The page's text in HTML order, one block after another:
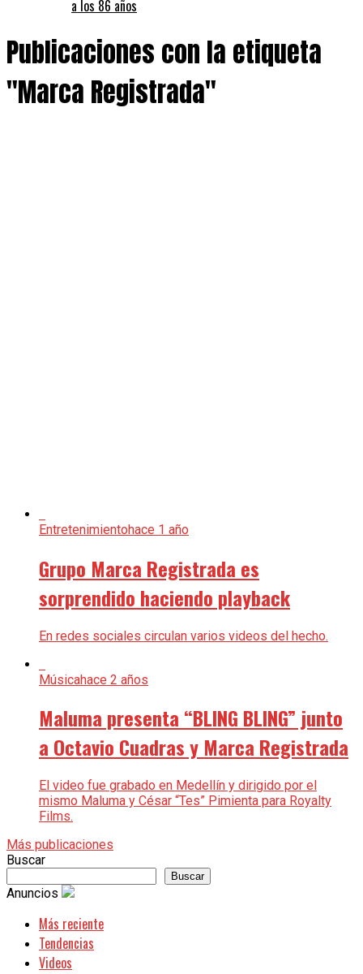
a los 86 años
Publicaciones con la etiqueta
"Marca Registrada"
Entretenimientohace 1 año
Grupo Marca Registrada es
sorprendido haciendo playback
En redes sociales circulan varios videos del hecho.
Músicahace 2 años
Maluma presenta “BLING BLING” junto
a Octavio Cuadras y Marca Registrada
El video fue grabado en Medellín y dirigido por el
mismo Maluma y César “Tes” Pimienta para Royalty
Films.
Más publicaciones
Buscar
Buscar
Anuncios
Más reciente
Tendencias
Videos